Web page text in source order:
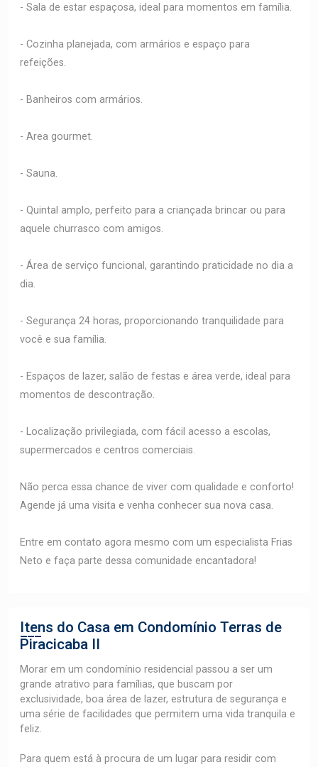
- Sala de estar espaçosa, ideal para momentos em família.
- Cozinha planejada, com armários e espaço para
refeições.
- Banheiros com armários.
- Area gourmet.
- Sauna.
- Quintal amplo, perfeito para a criançada brincar ou para
aquele churrasco com amigos.
- Área de serviço funcional, garantindo praticidade no dia a
dia.
- Segurança 24 horas, proporcionando tranquilidade para
você e sua família.
- Espaços de lazer, salão de festas e área verde, ideal para
momentos de descontração.
- Localização privilegiada, com fácil acesso a escolas,
supermercados e centros comerciais.
Não perca essa chance de viver com qualidade e conforto!
Agende já uma visita e venha conhecer sua nova casa.
Entre em contato agora mesmo com um especialista Frias
Neto e faça parte dessa comunidade encantadora!
Itens do Casa em Condomínio Terras de
Piracicaba II
Morar em um condomínio residencial passou a ser um
grande atrativo para famílias, que buscam por
exclusividade, boa área de lazer, estrutura de segurança e
uma série de facilidades que permitem uma vida tranquila e
feliz.
Para quem está à procura de um lugar para residir com